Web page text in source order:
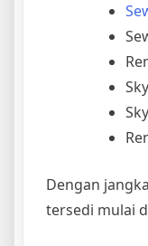
Dengan
tersedi mulai